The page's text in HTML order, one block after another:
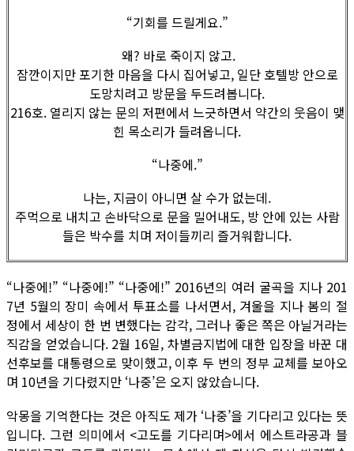
“기회를 드릴게요.”
왜? 바로 죽이지 않고.
잠깐이지만 포기한 마음을 다시 집어넣고, 일단 호텔방 안으로
도망치려고 방문을 두드려봅니다.
216호. 열리지 않는 문의 저편에서 느긋하면서 약간의 웃음이 맺
힌 목소리가 들려옵니다.
“나중에.”
나는, 지금이 아니면 살 수가 없는데.
주먹으로 내치고 손바닥으로 문을 밀어내도, 방 안에 있는 사람
들은 박수를 치며 저이들끼리 즐거워합니다.
“나중에!” “나중에!” “나중에!” 2016년의 여러 굴곡을 지나 201
7년 5월의 장미 속에서 투표소를 나서면서, 겨울을 지나 봄의 절
정에서 세상이 한 번 변했다는 감각, 그러나 좋은 쪽은 아닐거라는
직감을 얻었습니다. 2월 16일, 차별금지법에 대한 입장을 바꾼 대
선후보를 대통령으로 맞이했고, 이후 두 번의 정부 교체를 보아오
며 10년을 기다렸지만 ‘나중’은 오지 않았습니다.
악몽을 기억한다는 것은 아직도 제가 ‘나중’을 기다리고 있다는 뜻
입니다. 그런 의미에서 <고도를 기다리며>에서 에스트라공과 블